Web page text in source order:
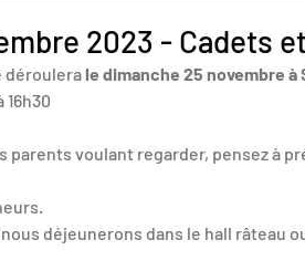
Freestyle
2023 - Cadets
déroulera le dimanche 25 novembre
parents voulant regarder, pensez à
déjeunerons dans le hall râteau